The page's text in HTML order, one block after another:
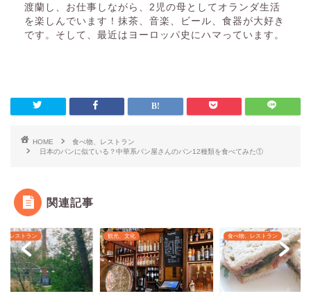
渡蘭し、お仕事しながら、2児の母としてオランダ生活
を楽しんでいます！抹茶、音楽、ビール、食器が大好き
です。そして、最近はヨーロッパ史にハマっています。
HOME
食べ物、レストラン
日本のパンに似ている？中華系パン屋さんのパン12種類を食べてみた①
関連記事
文化 食べ物、レストラン 食べ物、レストラン